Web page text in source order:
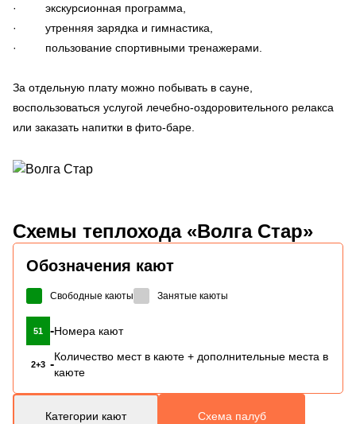
· экскурсионная программа,
· утренняя зарядка и гимнастика,
· пользование спортивными тренажерами.
За отдельную плату можно побывать в сауне,
воспользоваться услугой лечебно-оздоровительного релакса
или заказать напитки в фито-баре.
Схемы теплохода «Волга Стар»
Обозначения кают
Свободные каюты Занятые каюты
51 -Номера кают
2+3 -
Количество мест в каюте + дополнительные места в
каюте
Категории кают Схема палуб